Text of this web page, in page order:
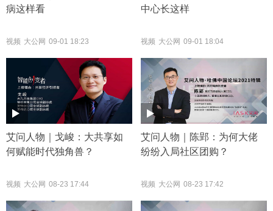
病这样看
视频 大公网 09-01 18:23
中心长这样
视频 大公网 09-01 18:04
艾问人物｜戈峻：大共享如
何赋能时代独角兽？
视频 大公网 08-23 17:44
艾问人物｜陈郢：为何大佬
纷纷入局社区团购？
视频 大公网 08-23 17:42